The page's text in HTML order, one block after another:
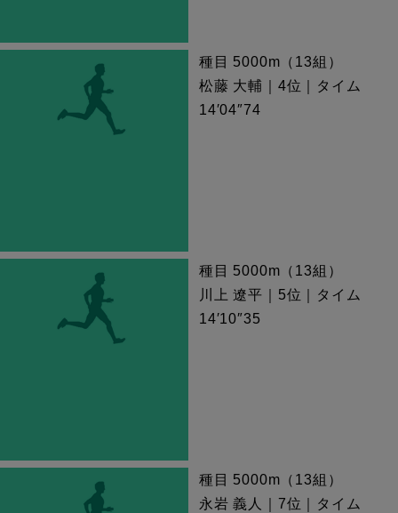
種目 5000m（13組）
松藤 大輔｜4位｜タイム
14′04″74
種目 5000m（13組）
川上 遼平｜5位｜タイム
14′10″35
種目 5000m（13組）
永岩 義人｜7位｜タイム